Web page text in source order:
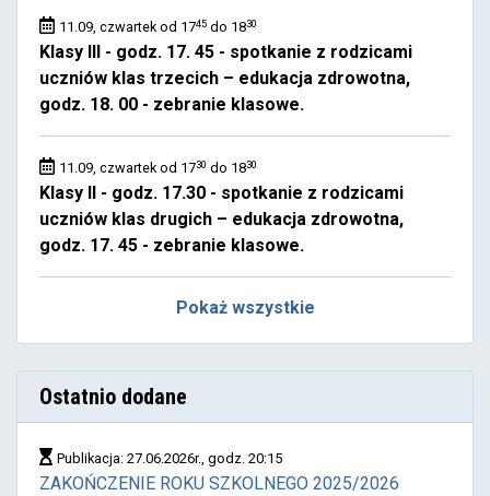
11.09, czwartek od 1745 do 1830
Klasy III - godz. 17. 45 - spotkanie z rodzicami
uczniów klas trzecich – edukacja zdrowotna,
godz. 18. 00 - zebranie klasowe.
11.09, czwartek od 1730 do 1830
Klasy II - godz. 17.30 - spotkanie z rodzicami
uczniów klas drugich – edukacja zdrowotna,
godz. 17. 45 - zebranie klasowe.
Pokaż wszystkie
Ostatnio dodane
Publikacja: 27.06.2026r., godz. 20:15
ZAKOŃCZENIE ROKU SZKOLNEGO 2025/2026